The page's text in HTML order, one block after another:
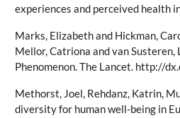
experiences and perceived health
Marks, Elizabeth and Hickman,
Mellor, Catriona and van
Phenomenon. The Lancet. http://
Methorst, Joel, Rehdanz, Katrin,
diversity for human well-being in